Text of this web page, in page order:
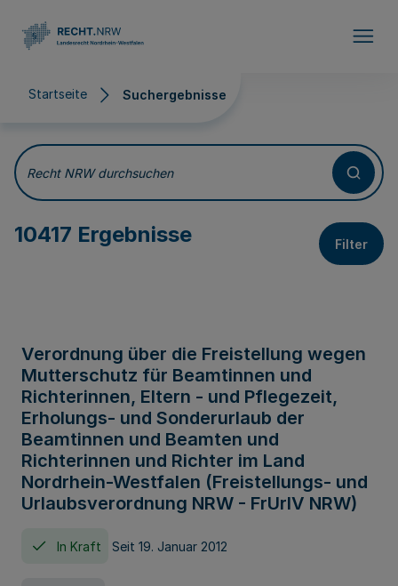
Startseite Suchergebnisse
Suchergebnisse
Recht NRW durchsuchen
10417 Ergebnisse Filter
Verordnung über die Freistellung wegen
Mutterschutz für Beamtinnen und
Richterinnen, Eltern - und Pflegezeit,
Erholungs- und Sonderurlaub der
Beamtinnen und Beamten und
Richterinnen und Richter im Land
Nordrhein-Westfalen (Freistellungs- und
Urlaubsverordnung NRW - FrUrlV NRW)
In Kraft Seit 19. Januar 2012